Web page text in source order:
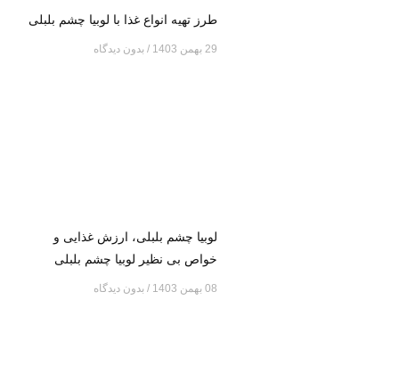
طرز تهیه انواع غذا با لوبیا چشم بلبلی
29 بهمن 1403 بدون دیدگاه
لوبیا چشم بلبلی، ارزش غذایی و
خواص بی نظیر لوبیا چشم بلبلی
08 بهمن 1403 بدون دیدگاه